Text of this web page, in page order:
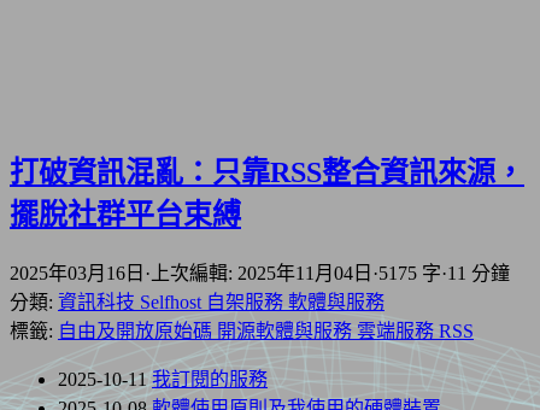
打破資訊混亂：只靠RSS整合資訊來源，
擺脫社群平台束縛
2025年03月16日 · 上次編輯: 2025年11月04日 ·5175 字·11 分鐘
分類: 資訊科技 Selfhost 自架服務 軟體與服務
標籤: 自由及開放原始碼 開源軟體與服務 雲端服務 RSS
2025-10-11我訂閱的服務